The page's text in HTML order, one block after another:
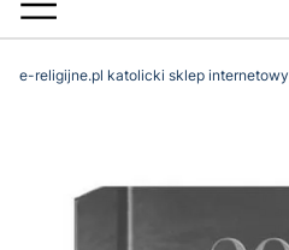
e-religijne.pl katolicki sklep internetowy